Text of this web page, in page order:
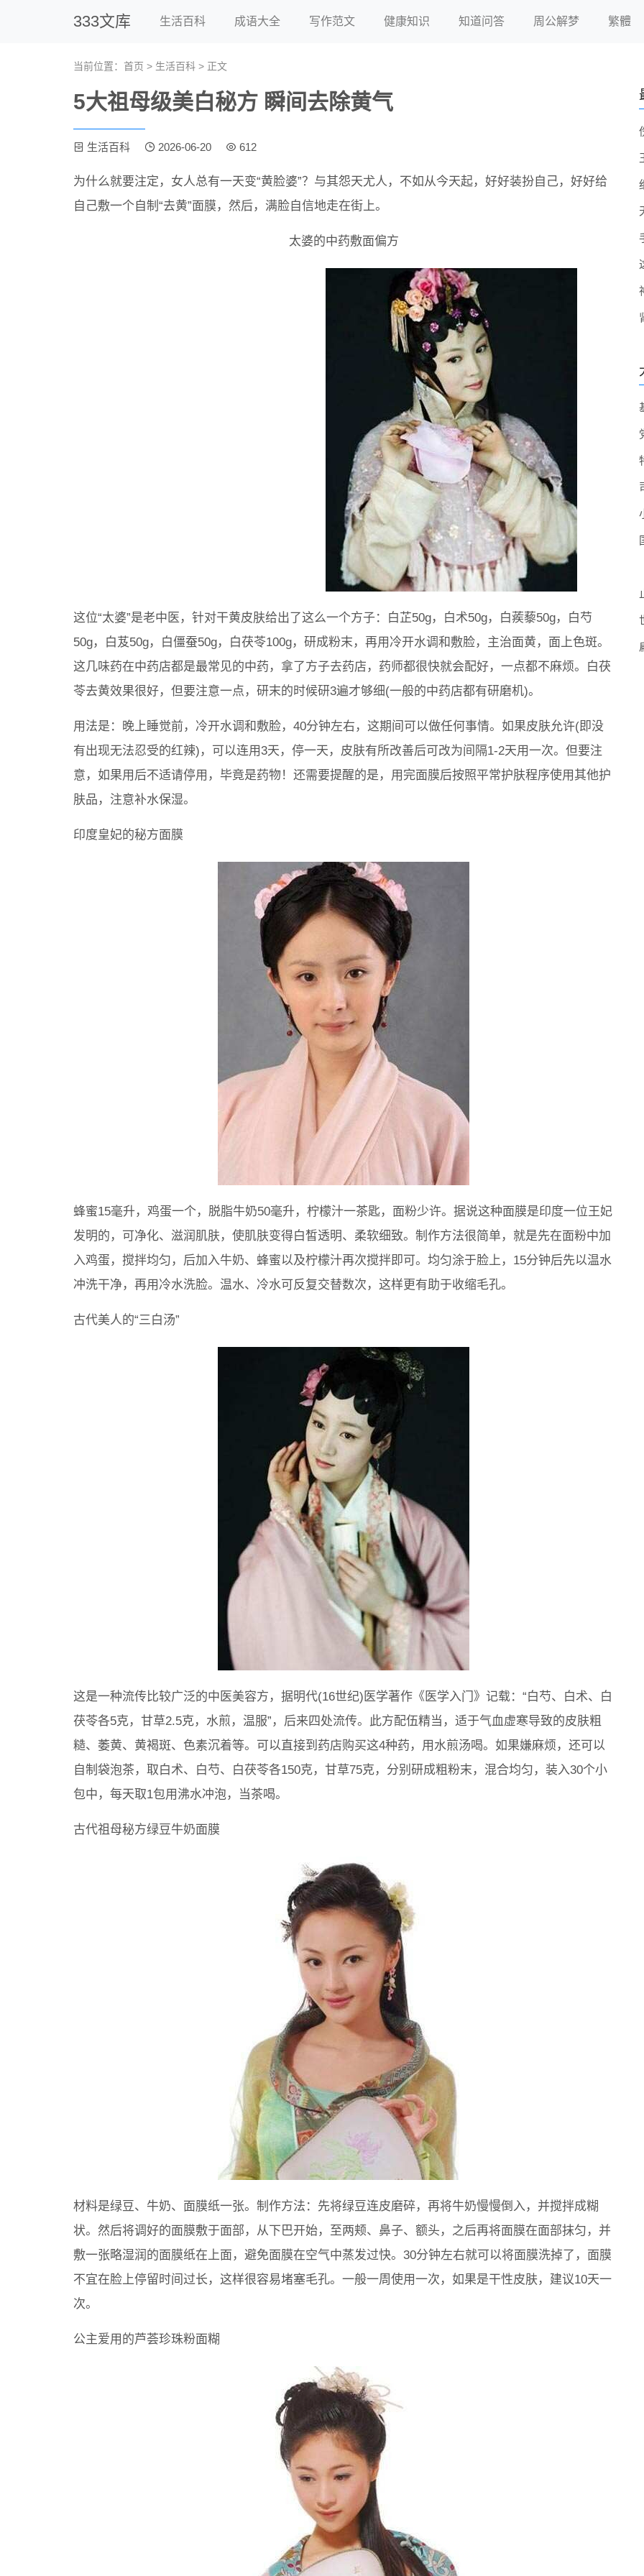
333文库 生活百科 成语大全 写作范文 健康知识 知道问答 周公解梦 繁體
当前位置： 首页 > 生活百科 > 正文
5大祖母级美白秘方 瞬间去除黄气
生活百科 2026-06-20 612
为什么就要注定，女人总有一天变“黄脸婆”？与其怨天尤人，不如从今天起，好好装扮自己，好好给
自己敷一个自制“去黄”面膜，然后，满脸自信地走在街上。
太婆的中药敷面偏方
这位“太婆”是老中医，针对干黄皮肤给出了这么一个方子：白芷50g，白术50g，白蒺藜50g，白芍
50g，白芨50g，白僵蚕50g，白茯苓100g，研成粉末，再用冷开水调和敷脸，主治面黄，面上色斑。
这几味药在中药店都是最常见的中药，拿了方子去药店，药师都很快就会配好，一点都不麻烦。白茯
苓去黄效果很好，但要注意一点，研末的时候研3遍才够细(一般的中药店都有研磨机)。
用法是：晚上睡觉前，冷开水调和敷脸，40分钟左右，这期间可以做任何事情。如果皮肤允许(即没
有出现无法忍受的红辣)，可以连用3天，停一天，皮肤有所改善后可改为间隔1-2天用一次。但要注
意，如果用后不适请停用，毕竟是药物！还需要提醒的是，用完面膜后按照平常护肤程序使用其他护
肤品，注意补水保湿。
印度皇妃的秘方面膜
蜂蜜15毫升，鸡蛋一个，脱脂牛奶50毫升，柠檬汁一茶匙，面粉少许。据说这种面膜是印度一位王妃
发明的，可净化、滋润肌肤，使肌肤变得白皙透明、柔软细致。制作方法很简单，就是先在面粉中加
入鸡蛋，搅拌均匀，后加入牛奶、蜂蜜以及柠檬汁再次搅拌即可。均匀涂于脸上，15分钟后先以温水
冲洗干净，再用冷水洗脸。温水、冷水可反复交替数次，这样更有助于收缩毛孔。
古代美人的“三白汤”
这是一种流传比较广泛的中医美容方，据明代(16世纪)医学著作《医学入门》记载：“白芍、白术、白
茯苓各5克，甘草2.5克，水煎，温服”，后来四处流传。此方配伍精当，适于气血虚寒导致的皮肤粗
糙、萎黄、黄褐斑、色素沉着等。可以直接到药店购买这4种药，用水煎汤喝。如果嫌麻烦，还可以
自制袋泡茶，取白术、白芍、白茯苓各150克，甘草75克，分别研成粗粉末，混合均匀，装入30个小
包中，每天取1包用沸水冲泡，当茶喝。
古代祖母秘方绿豆牛奶面膜
材料是绿豆、牛奶、面膜纸一张。制作方法：先将绿豆连皮磨碎，再将牛奶慢慢倒入，并搅拌成糊
状。然后将调好的面膜敷于面部，从下巴开始，至两颊、鼻子、额头，之后再将面膜在面部抹匀，并
敷一张略湿润的面膜纸在上面，避免面膜在空气中蒸发过快。30分钟左右就可以将面膜洗掉了，面膜
不宜在脸上停留时间过长，这样很容易堵塞毛孔。一般一周使用一次，如果是干性皮肤，建议10天一
次。
公主爱用的芦荟珍珠粉面糊